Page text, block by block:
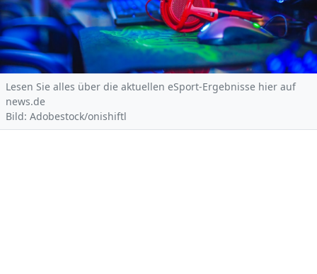
Lesen Sie alles über die aktuellen eSport-Ergebnisse hier auf
news.de
Bild: Adobestock/onishiftl